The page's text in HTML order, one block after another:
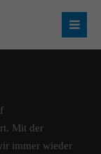
Mit der
immer wieder